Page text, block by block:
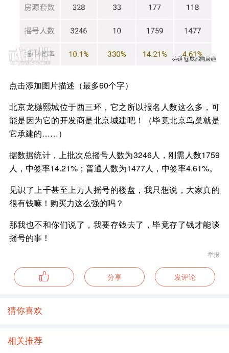
点击添加图片描述（最多60个字）
北京龙樾熙城位于西三环，它之所以报名人数这么多，可
能是因为它的开发商是北京城建吧！（毕竟北京鸟巢就是
它承建的……）
据数据统计，上批次总摇号人数为3246人，刚需人数1759
人，中签率14.21%；普通人数为1477人，中签率4.61%。
见识了上千甚至上万人摇号的楼盘，我只想说，大家真的
很有钱嘛！购买力这么强的吗？
那我也不和你们说了，我要存钱去了，毕竟存了钱才能谈
摇号的事！
举报
分享 发评论
猜你喜欢
相关推荐